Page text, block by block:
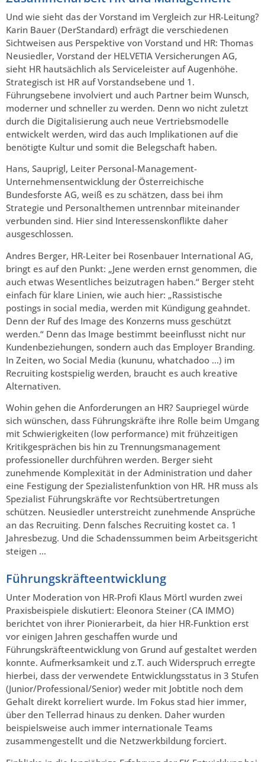
Und wie sieht das der Vorstand im Vergleich zur HR-Leitung?
Karin Bauer (DerStandard) erfrägt die verschiedenen
Sichtweisen aus Perspektive von Vorstand und HR: Thomas
Neusiedler, Vorstand der HELVETIA Versicherungen AG,
sieht HR hautsächlich als Serviceleister auf Augenhöhe.
Strategisch ist HR auf Vorstandsebene und 1.
Führungsebene involviert und auch Partner beim Wunsch,
moderner und schneller zu werden. Denn wo nicht zuletzt
durch die Digitalisierung auch neue Vertriebsmodelle
entwickelt werden, wird das auch Implikationen auf die
benötigte Kultur und somit die Belegschaft haben.
Hans, Sauprigl, Leiter Personal-Management-
Unternehmensentwicklung der Österreichische
Bundesforste AG, weiß es zu schätzen, dass bei ihm
Strategie und Personalthemen untrennbar miteinander
verbunden sind. Hier sind Interessenskonflikte daher
ausgeschlossen.
Andres Berger, HR-Leiter bei Rosenbauer International AG,
bringt es auf den Punkt: „Jene werden ernst genommen, die
auch etwas Wesentliches beizutragen haben.“ Berger steht
einfach für klare Linien, wie auch hier: „Rassistische
postings in social media, werden mit Kündigung geahndet.
Denn der Ruf des Image des Konzerns muss geschützt
werden.“ Denn das Image bestimmt beeinflusst nicht nur
Kundenbeziehungen, sondern auch das Employer Branding.
In Zeiten, wo Social Media (kununu, whatchadoo …) im
Recruiting kostspielig werden, braucht es auch kreative
Alternativen.
Wohin gehen die Anforderungen an HR? Saupriegel würde
sich wünschen, dass Führungskräfte ihre Rolle beim Umgang
mit Schwierigkeiten (low performance) mit frühzeitigen
Kritikgesprächen bis hin zu Trennungsmanagement
professioneller durchführen werden. Berger sieht
zunehmende Komplexität in der Administration und daher
eine Festigung der Spezialistenfunktion von HR. HR muss als
Spezialist Führungskräfte vor Rechtsübertretungen
schützen. Neusiedler unterstreicht zunehmende Ansprüche
an das Recruiting. Denn falsches Recruiting kostet ca. 1
Jahresbezug. Und die Schadenssummen beim Arbeitsgericht
steigen …
Führungskräfteentwicklung
Unter Moderation von HR-Profi Klaus Mörtl wurden zwei
Praxisbeispiele diskutiert: Eleonora Steiner (CA IMMO)
berichtet von ihrer Pionierarbeit, da hier HR-Funktion erst
vor einigen Jahren geschaffen wurde und
Führungskräfteentwicklung von Grund auf gestaltet werden
konnte. Aufmerksamkeit und z.T. auch Widerspruch erregte
hierbei, dass der verwendete Entwicklungsstatus in 3 Stufen
(Junior/Professional/Senior) weder mit Jobtitle noch dem
Gehalt direkt korreliert wurde. Im Fokus stad hier immer,
über den Tellerrad hinaus zu denken. Daher wurden
beispielsweise auch immer internationale Teams
zusammengestellt und die Netzwerkbildung forciert.